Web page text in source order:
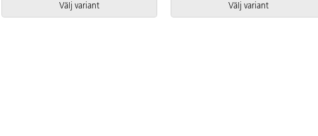
gällande Europakrav.
Välj variant
gällande Europakrav.
Välj variant